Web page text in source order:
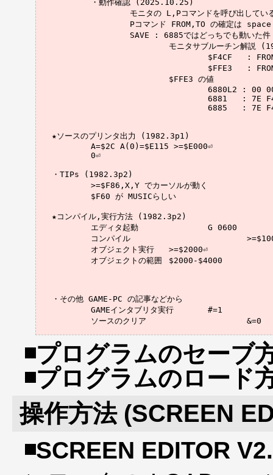
★ソースのプリンタ出力 (1982.3p1)
・TIPs (1982.3p2)
★コンパイル,実行方法 (1982.3p2)
・その他 GAME-PC の記事などから
プログラムのセーブ
プログラムのロード
操作方法 (SCREEN
SCREEN EDITOR